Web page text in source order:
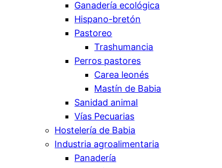
Ganadería ecológica
Hispano-bretón
Pastoreo
Trashumancia
Perros pastores
Carea leonés
Mastín de Babia
Sanidad animal
Vías Pecuarias
Hostelería de Babia
Industria agroalimentaria
Panadería